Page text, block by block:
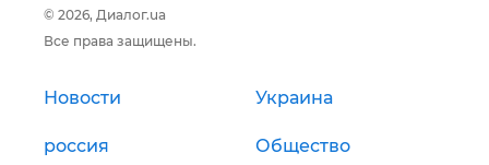
© 2026, Диалог.ua
Все права защищены.
Новости Украина
россия Общество